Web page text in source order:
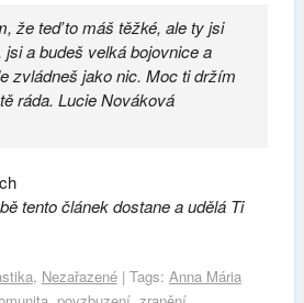
že teď to máš těžké, ale ty jsi
a budeš velká bojovnice a
zvládneš jako nic. Moc ti držím
ráda. Lucie Nováková
tento článek dostane a udělá Ti
, Nezařazené| Tags: Anna Mária